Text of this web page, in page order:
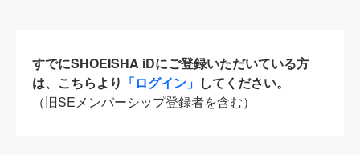
すでにSHOEISHA iDにご登録いただいている方
は、こちらより 「ログイン」 してください。
（旧SEメンバーシップ登録者を含む）